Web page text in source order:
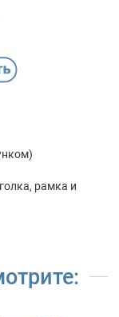
рамка и